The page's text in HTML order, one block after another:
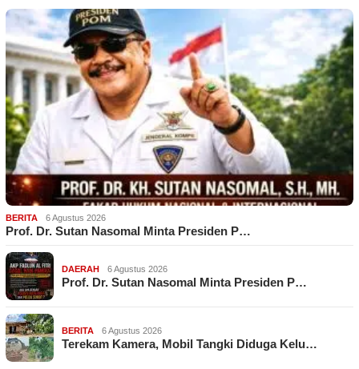
BERITA 6 Agustus 2026
Prof. Dr. Sutan Nasomal Minta Presiden P…
DAERAH 6 Agustus 2026
Prof. Dr. Sutan Nasomal Minta Presiden P…
BERITA 6 Agustus 2026
Terekam Kamera, Mobil Tangki Diduga Kelu…